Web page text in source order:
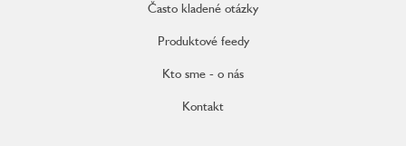
Často kladené otázky
Produktové feedy
Kto sme - o nás
Kontakt